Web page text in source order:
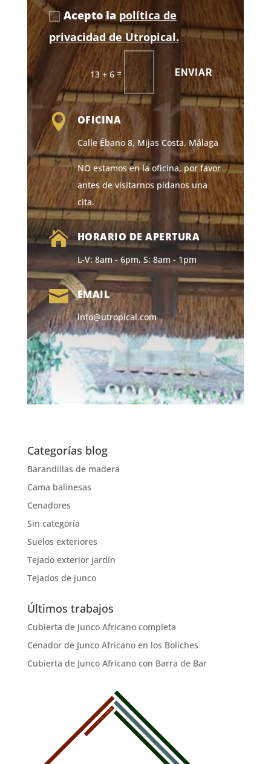
Acepto la política de
privacidad de Utropical.
13 + 6= ENVIAR
 OFICINA
Calle Ébano 8, Mijas Costa, Málaga
NO estamos en la oficina, por favor
antes de visitarnos pídanos una
cita.
 HORARIO DE APERTURA
L-V: 8am - 6pm, S: 8am - 1pm
 EMAIL
info@utropical.com
Categorías blog
Barandillas de madera
Cama balinesas
Cenadores
Sin categoría
Suelos exteriores
Tejado exterior jardín
Tejados de junco
Últimos trabajos
Cubierta de Junco Africano completa
Cenador de Junco Africano en los Boliches
Cubierta de Junco Africano con Barra de Bar